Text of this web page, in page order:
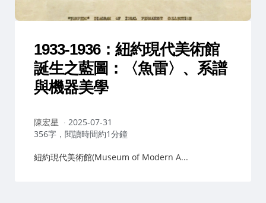
1933-1936：紐約現代美術館
誕生之藍圖：〈魚雷〉、系譜
與機器美學
作
者：
陳宏星
2025-07-31
356字，閱讀時間約1分鐘
紐約現代美術館(Museum of Modern A...